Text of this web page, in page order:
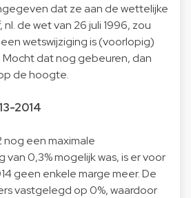
dat ze aan de wettelijke
nl. de wet van 26 juli 1996, zou
wetswijziging is (voorlopig)
dat nog gebeuren, dan
de hoogte.
2014
nog een maximale
0,3% mogelijk was, is er voor
geen enkele marge meer. De
vastgelegd op 0%, waardoor